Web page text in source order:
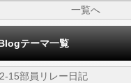
一覧へ
テーマ一覧
15部員リレー日記